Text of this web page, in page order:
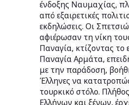
ένδοξης Ναυμαχίας,
από εξαιρετικές
εκδηλώσεις. Οι
αφιέρωσαν τη νίκη
Παναγία, κτίζοντας το
Παναγία Αρμάτα,
με την παράδοση,
Έλληνες να
τουρκικό στόλο.
Ελλήνων και ξένων,